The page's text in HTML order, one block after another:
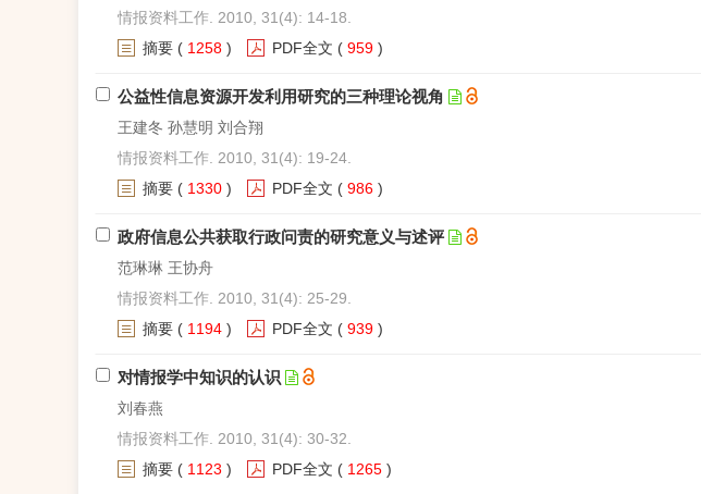
情报资料工作. 2010, 31(4): 14-18.
摘要 ( 1258 ) PDF全文 ( 959 )
公益性信息资源开发利用研究的三种理论视角
王建冬 孙慧明 刘合翔
情报资料工作. 2010, 31(4): 19-24.
摘要 ( 1330 ) PDF全文 ( 986 )
政府信息公共获取行政问责的研究意义与述评
范琳琳 王协舟
情报资料工作. 2010, 31(4): 25-29.
摘要 ( 1194 ) PDF全文 ( 939 )
对情报学中知识的认识
刘春燕
情报资料工作. 2010, 31(4): 30-32.
摘要 ( 1123 ) PDF全文 ( 1265 )